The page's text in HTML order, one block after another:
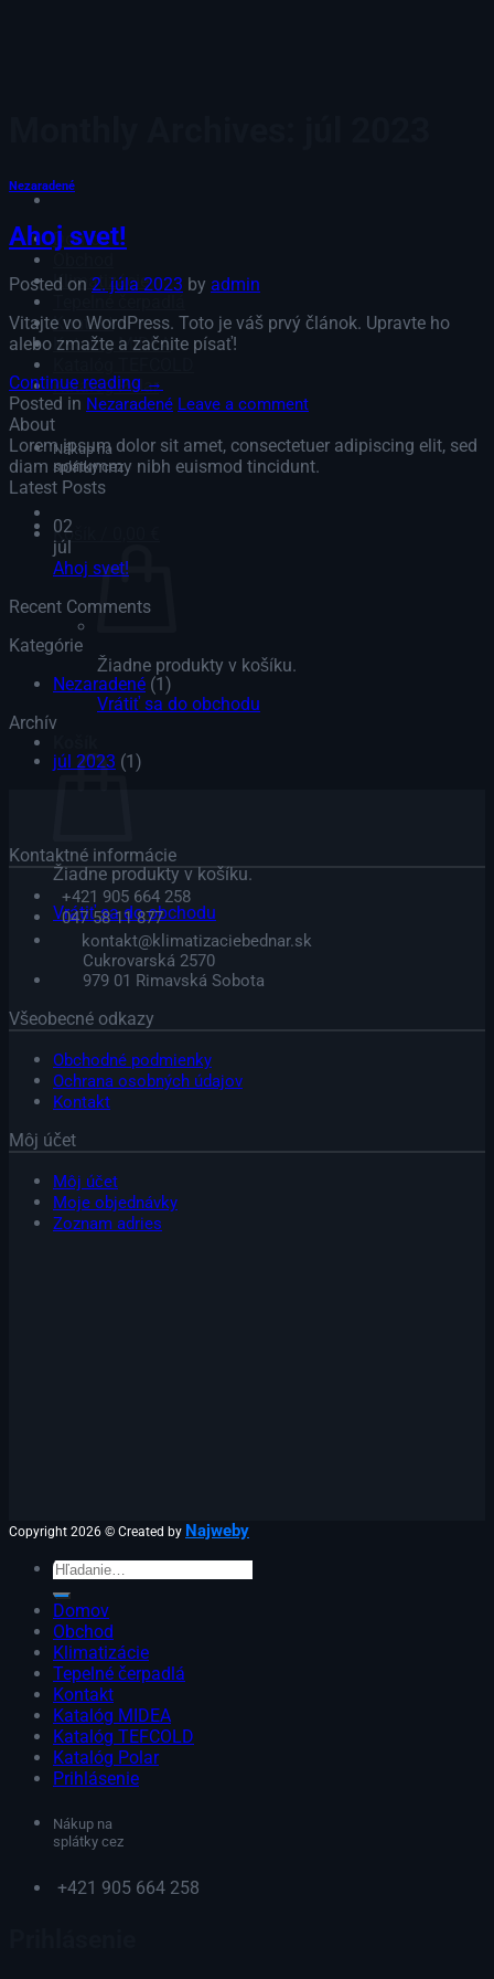
Domov
Klimatizácie
Kontakt
Katalóg MIDEA
Katalóg Polar
Nákup na
splátky cez
Košík /
Žiadne produkty v košíku.
Vrátiť sa do obchodu
Žiadne produkty v košíku.
Vrátiť sa do obchodu
Nezaradené
Ahoj svet!
Posted on 2. júla 2023 by admin
Vitajte vo WordPress. Toto je váš prvý článok. Upravte ho
alebo zmažte a začnite písať!
Continue reading →
Posted in Nezaradené Leave a comment
About
Lorem ipsum dolor sit amet, consectetuer adipiscing elit, sed
diam nonummy nibh euismod tincidunt.
Latest Posts
02
júl
Ahoj svet!
Recent Comments
Kategórie
Nezaradené (1)
Archív
júl 2023 (1)
Kontaktné informácie
+421 905 664 258
047 58 11 877
kontakt@klimatizaciebednar.sk
Cukrovarská 2570
979 01 Rimavská Sobota
Všeobecné odkazy
Obchodné podmienky
Ochrana osobných údajov
Kontakt
Môj účet
Môj účet
Moje objednávky
Zoznam adries
Copyright 2026 © Created by Najweby
Hľadať:
Domov
Obchod
Klimatizácie
Tepelné čerpadlá
Kontakt
Katalóg MIDEA
Katalóg TEFCOLD
Katalóg Polar
Prihlásenie
Nákup na
splátky cez
+421 905 664 258